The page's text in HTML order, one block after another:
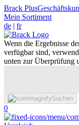
Brack Plus
Mein Sortiment
de | fr
Wenn die Ergebnisse
verfügbar sind,
unten zur Überprüfung
Suchen
0